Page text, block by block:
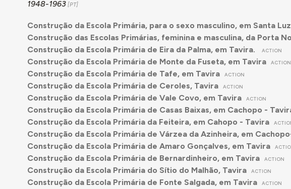
1948-1963
Construção da Escola Primária, para o sexo masculino, em Santa
Construção das Escolas Primárias, feminina e masculina, da Porta
Construção da Escola Primária de Eira da Palma, em Tavira. ACTION
Construção da Escola Primária de Monte da Fuseta, em Tavira ACTION
Construção da Escola Primária de Tafe, em Tavira ACTION
Construção da Escola Primária de Ceroles, Tavira ACTION
Construção da Escola Primária de Vale Covo, em Tavira ACTION
Construção da Escola Primária de Casas Baixas, em Cachopo -
Construção da Escola Primária da Feiteira, em Cahopo - Tavira
Construção da Escola Primária de Várzea da Azinheira, em
Construção da Escola Primária de Amaro Gonçalves, em Tavira
Construção da Escola Primária de Bernardinheiro, em Tavira ACTION
Construção da Escola Primária do Sítio do Malhão, Tavira ACTION
Construção da Escola Primária de Fonte Salgada, em Tavira ACTION